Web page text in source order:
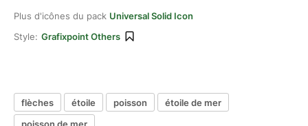
Plus d'icônes du pack Universal Solid Icon
Style: Grafixpoint Others
flèches étoile poisson
étoile de mer
poisson de mer